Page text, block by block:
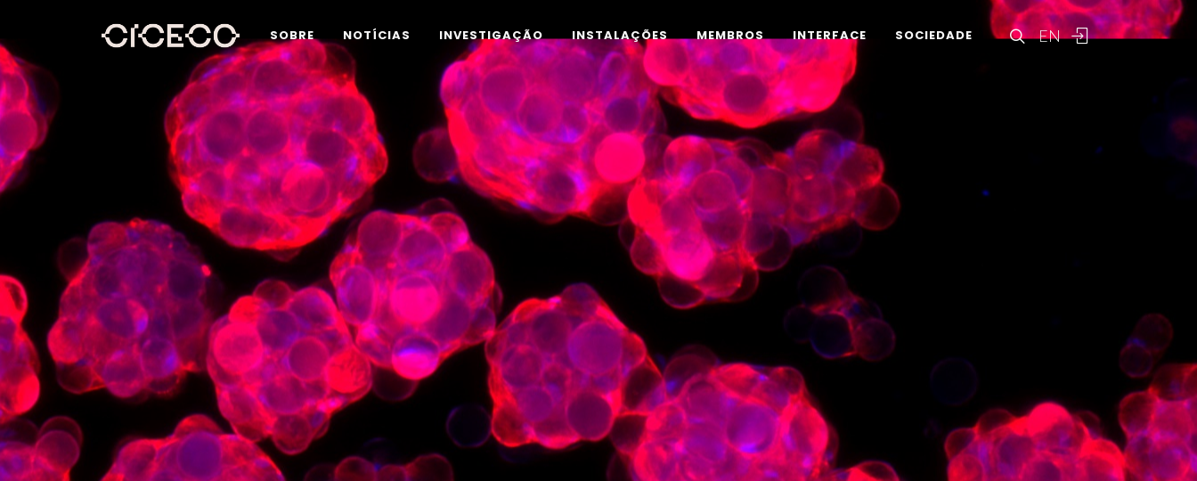
EN
SOBRE NOTÍCIAS INVESTIGAÇÃO INSTALAÇÕES MEMBROS INTERFACE SOCIEDADE